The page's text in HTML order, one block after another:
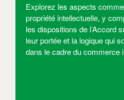
Explorez les aspects
propriété intellectuelle, y
les dispositions de l’Accord
leur portée et la logique qui
dans le cadre du commerce